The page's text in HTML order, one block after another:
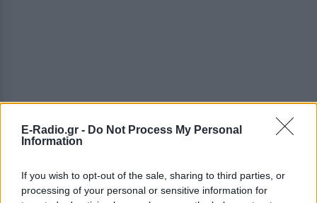
E-Radio.gr - Do Not Process My Personal
Information
If you wish to opt-out of the sale, sharing to third parties, or
processing of your personal or sensitive information for